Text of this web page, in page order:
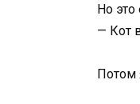
Но
— Кот
Потом